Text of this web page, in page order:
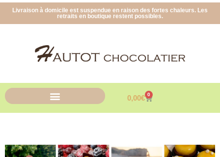
Livraison à domicile est suspendue en raison des fortes chaleurs. Les
retraits en boutique restent possibles.
0,00€ 0